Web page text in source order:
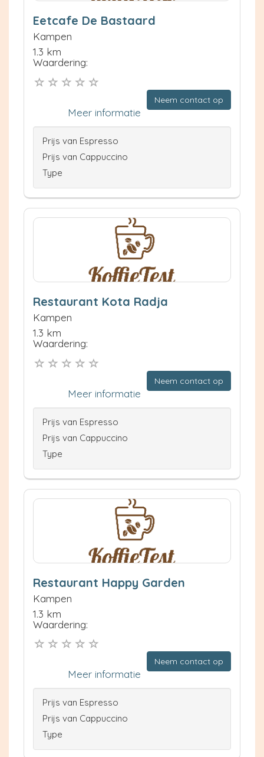
Eetcafe De Bastaard
Kampen
1.3 km
Waardering:
Neem contact op
Meer informatie
Prijs van Espresso
Prijs van Cappuccino
Type
Restaurant Kota Radja
Kampen
1.3 km
Waardering:
Neem contact op
Meer informatie
Prijs van Espresso
Prijs van Cappuccino
Type
Restaurant Happy Garden
Kampen
1.3 km
Waardering:
Neem contact op
Meer informatie
Prijs van Espresso
Prijs van Cappuccino
Type